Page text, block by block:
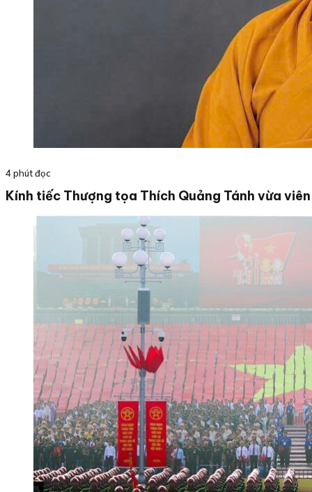
4 phút đọc
Kính tiếc Thượng tọa Thích Quảng Tánh vừa